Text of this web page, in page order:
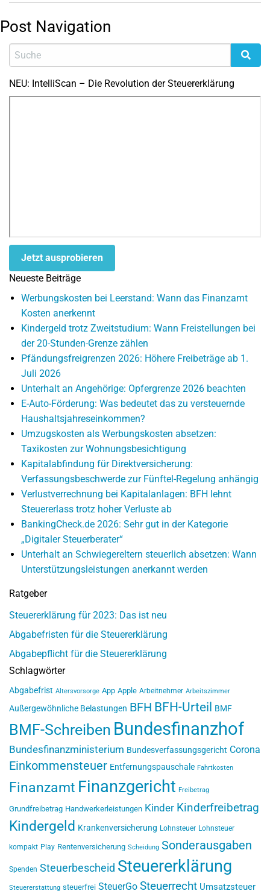
Post Navigation
NEU: IntelliScan – Die Revolution der Steuererklärung
Jetzt ausprobieren
Neueste Beiträge
Werbungskosten bei Leerstand: Wann das Finanzamt
Kosten anerkennt
Kindergeld trotz Zweitstudium: Wann Freistellungen bei
der 20-Stunden-Grenze zählen
Pfändungsfreigrenzen 2026: Höhere Freibeträge ab 1.
Juli 2026
Unterhalt an Angehörige: Opfergrenze 2026 beachten
E-Auto-Förderung: Was bedeutet das zu versteuernde
Haushaltsjahreseinkommen?
Umzugskosten als Werbungskosten absetzen:
Taxikosten zur Wohnungsbesichtigung
Kapitalabfindung für Direktversicherung:
Verfassungsbeschwerde zur Fünftel-Regelung anhängig
Verlustverrechnung bei Kapitalanlagen: BFH lehnt
Steuererlass trotz hoher Verluste ab
BankingCheck.de 2026: Sehr gut in der Kategorie
„Digitaler Steuerberater“
Unterhalt an Schwiegereltern steuerlich absetzen: Wann
Unterstützungsleistungen anerkannt werden
Ratgeber
Steuererklärung für 2023: Das ist neu
Abgabefristen für die Steuererklärung
Abgabepflicht für die Steuererklärung
Schlagwörter
Abgabefrist Altersvorsorge App Apple Arbeitnehmer Arbeitszimmer
Außergewöhnliche Belastungen BFH BFH-Urteil BMF
BMF-Schreiben Bundesfinanzhof
Bundesfinanzministerium Bundesverfassungsgericht Corona
Einkommensteuer Entfernungspauschale Fahrtkosten
Finanzamt Finanzgericht Freibetrag
Grundfreibetrag Handwerkerleistungen Kinder Kinderfreibetrag
Kindergeld Krankenversicherung Lohnsteuer Lohnsteuer
kompakt Play Rentenversicherung Scheidung Sonderausgaben
Spenden Steuerbescheid Steuererklärung
Steuererstattung steuerfrei SteuerGo Steuerrecht Umsatzsteuer